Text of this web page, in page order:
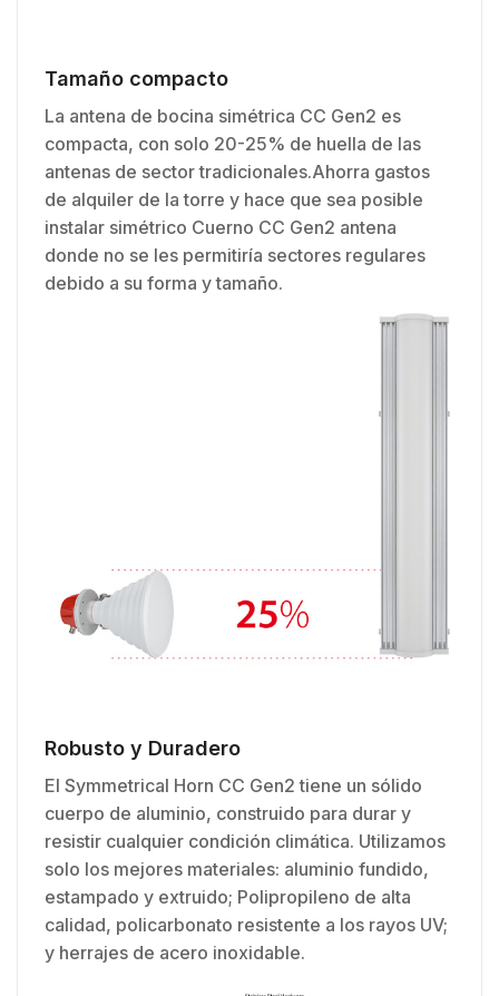
Tamaño compacto
La antena de bocina simétrica CC Gen2 es
compacta, con solo 20-25% de huella de las
antenas de sector tradicionales.Ahorra gastos
de alquiler de la torre y hace que sea posible
instalar simétrico Cuerno CC Gen2 antena
donde no se les permitiría sectores regulares
debido a su forma y tamaño.
Robusto y Duradero
El Symmetrical Horn CC Gen2 tiene un sólido
cuerpo de aluminio, construido para durar y
resistir cualquier condición climática. Utilizamos
solo los mejores materiales: aluminio fundido,
estampado y extruido; Polipropileno de alta
calidad, policarbonato resistente a los rayos UV;
y herrajes de acero inoxidable.